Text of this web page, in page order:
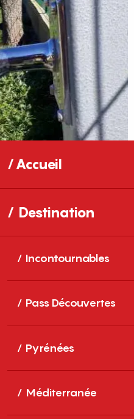
Accueil
Destination
Incontournables
Pass Découvertes
Pyrénées
Méditerranée
définis
Charles Trénet,
structure du bateau